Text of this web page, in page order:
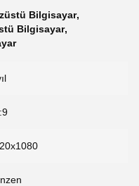
Bilgisayar,
Bilgisayar,